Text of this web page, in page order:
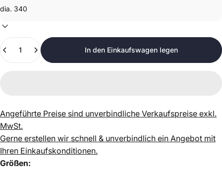
Anzahl
In den Einkaufswagen legen
Angeführte Preise sind unverbindliche Verkaufspreise exkl.
MwSt.
Gerne erstellen wir schnell & unverbindlich ein Angebot mit
Ihren Einkaufskonditionen.
Größen: